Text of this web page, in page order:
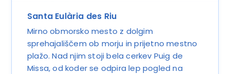
Santa Eulària des Riu
Mirno obmorsko mesto z dolgim
sprehajališčem ob morju in prijetno mestno
plažo. Nad njim stoji bela cerkev Puig de
Missa, od koder se odpira lep pogled na